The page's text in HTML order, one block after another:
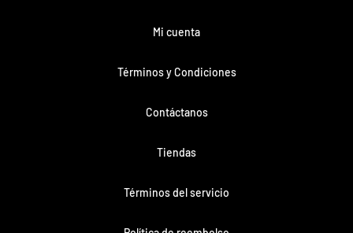
Mi cuenta
Términos y Condiciones
Contáctanos
Tiendas
Términos del servicio